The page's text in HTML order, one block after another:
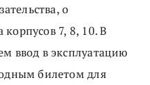
о
корпусов 7, 8, 10. В
ввод в эксплуатацию
билетом для